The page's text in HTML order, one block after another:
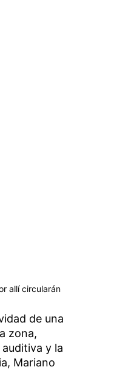
allí circularán
de una
zona,
y la
Mariano